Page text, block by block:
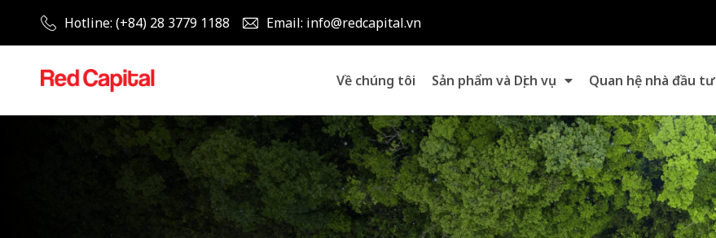
Hotline: (+84) 28 3779 1188 Email: info@redcapital.vn
Về chúng tôi Sản phẩm và Dịch vụ Quan hệ nhà đầu tư